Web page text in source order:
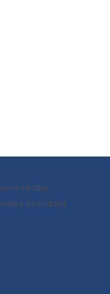
recibir
eventos!